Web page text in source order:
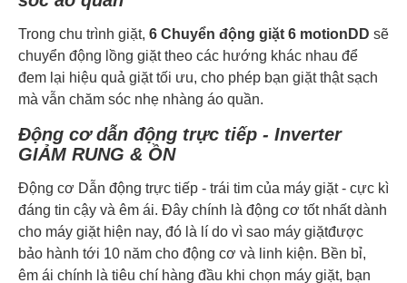
Trong chu trình giặt, 6 Chuyển động giặt 6 motionDD sẽ
chuyển động lồng giặt theo các hướng khác nhau để
đem lại hiệu quả giặt tối ưu, cho phép bạn giặt thật sạch
mà vẫn chăm sóc nhẹ nhàng áo quần.
Động cơ dẫn động trực tiếp - Inverter
GIẢM RUNG & ỒN
Động cơ Dẫn động trực tiếp - trái tim của máy giặt - cực kì
đáng tin cậy và êm ái. Đây chính là động cơ tốt nhất dành
cho máy giặt hiện nay, đó là lí do vì sao máy giặtđược
bảo hành tới 10 năm cho động cơ và linh kiện. Bền bỉ,
êm ái chính là tiêu chí hàng đầu khi chọn máy giặt, bạn